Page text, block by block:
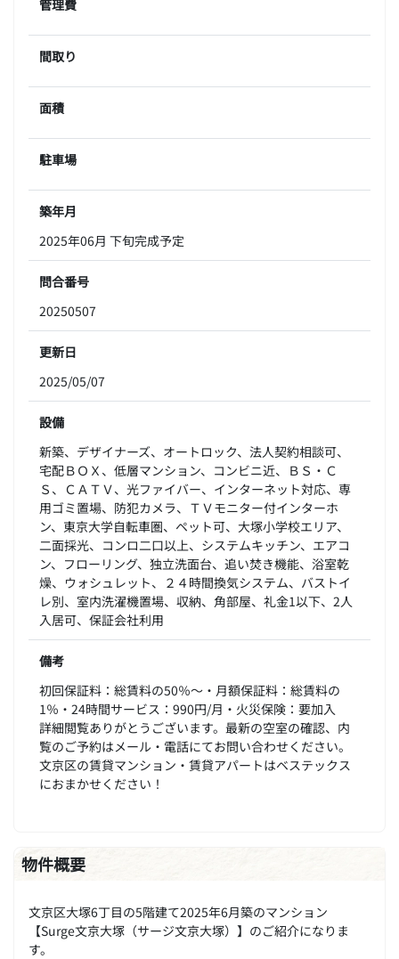
管理費
間取り
面積
駐車場
築年月
2025年06月 下旬完成予定
問合番号
20250507
更新日
2025/05/07
設備
新築、デザイナーズ、オートロック、法人契約相談可、
宅配ＢＯＸ、低層マンション、コンビニ近、ＢＳ・Ｃ
Ｓ、ＣＡＴＶ、光ファイバー、インターネット対応、専
用ゴミ置場、防犯カメラ、ＴＶモニター付インターホ
ン、東京大学自転車圏、ペット可、大塚小学校エリア、
二面採光、コンロ二口以上、システムキッチン、エアコ
ン、フローリング、独立洗面台、追い焚き機能、浴室乾
燥、ウォシュレット、２４時間換気システム、バストイ
レ別、室内洗濯機置場、収納、角部屋、礼金1以下、2人
入居可、保証会社利用
備考
初回保証料：総賃料の50％～・月額保証料：総賃料の
1％・24時間サービス：990円/月・火災保険：要加入
詳細閲覧ありがとうございます。最新の空室の確認、内
覧のご予約はメール・電話にてお問い合わせください。
文京区の賃貸マンション・賃貸アパートはベステックス
におまかせください！
物件概要
文京区大塚6丁目の5階建て2025年6月築のマンション
【Surge文京大塚（サージ文京大塚）】のご紹介になりま
す。